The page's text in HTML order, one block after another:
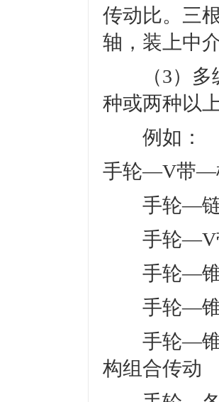
传动比。三
轴，装上中
（3）多级
种或两种以
例如：
手轮—V带—
手轮—链
手轮—V
手轮—锥
手轮—锥
手轮—锥
构组合传动